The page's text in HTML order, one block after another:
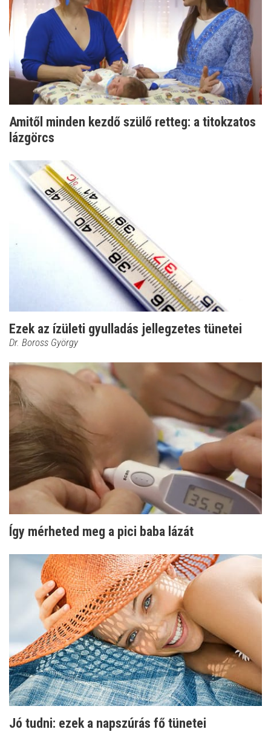
Amitől minden kezdő szülő retteg: a titokzatos
lázgörcs
Ezek az ízületi gyulladás jellegzetes tünetei
Dr. Boross György
Így mérheted meg a pici baba lázát
Jó tudni: ezek a napszúrás fő tünetei